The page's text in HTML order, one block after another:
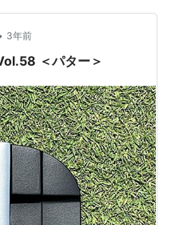
3年前
＜パター＞